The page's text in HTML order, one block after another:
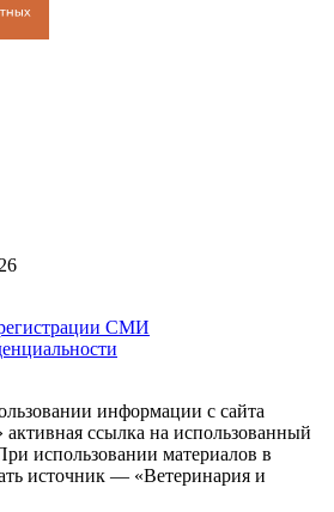
СМИ
информации с сайта
ссылка на использованный
использовании материалов в
источник — «Ветеринария и